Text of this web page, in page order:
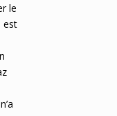
le
est